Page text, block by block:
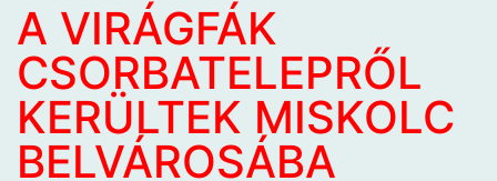
A VIRÁGFÁK
CSORBATELEPRŐL
KERÜLTEK MISKOLC
BELVÁROSÁBA